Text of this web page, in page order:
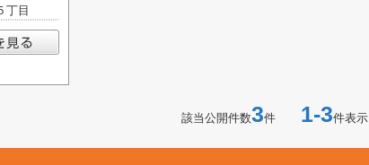
丁目
該当公開件数3件 1-3件表示